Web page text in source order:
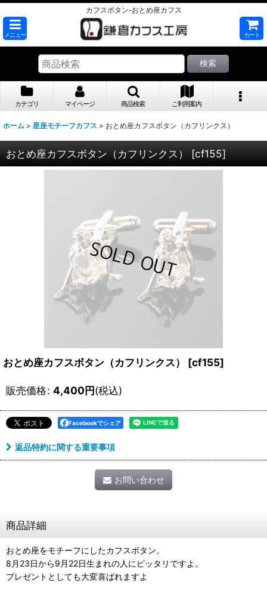
カフスボタン-おとめ座カフス
メニュー カート
検索
カテゴリ マイページ 商品検索 ご利用案内
ホーム > 星座モチーフカフス > おとめ座カフスボタン（カフリンクス）
おとめ座カフスボタン（カフリンクス） [cf155]
おとめ座カフスボタン（カフリンクス） [cf155]
販売価格: 4,400円(税込)
Facebookでシェア
返品特約に関する重要事項
お問い合わせ
商品詳細
おとめ座をモチーフにしたカフスボタン。
8月23日から9月22日生まれの人にピッタリですよ。
プレゼントとしても大変喜ばれますよ